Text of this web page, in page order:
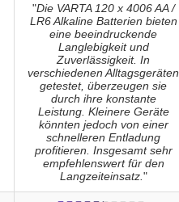
"Die VARTA 120 x 4006 AA /
LR6 Alkaline Batterien bieten
eine beeindruckende
Langlebigkeit und
Zuverlässigkeit. In
verschiedenen Alltagsgeräten
getestet, überzeugen sie
durch ihre konstante
Leistung. Kleinere Geräte
könnten jedoch von einer
schnelleren Entladung
profitieren. Insgesamt sehr
empfehlenswert für den
Langzeiteinsatz."